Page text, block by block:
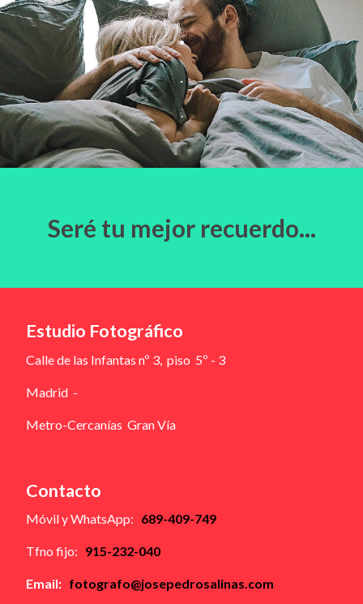
.
.
.
Seré tu mejor recuerdo...
Estudio Fotográfico
Calle de las Infantas nº 3, piso 5º - 3
Madrid -
Metro-Cercanías Gran Vía
Contacto
Móvil y WhatsApp: 689-409-749
Tfno fijo: 915-232-040
Email: fotografo@josepedrosalinas.com